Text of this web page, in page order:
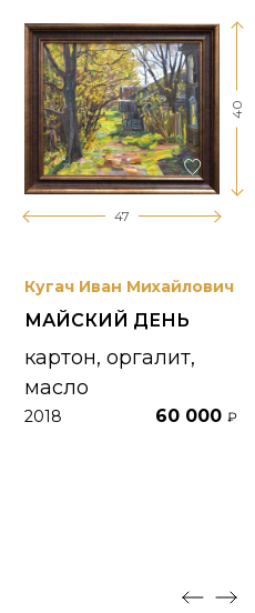
47
40
Кугач Иван Михайлович
МАЙСКИЙ ДЕНЬ
картон, оргалит,
масло
2018 60 000 ₽